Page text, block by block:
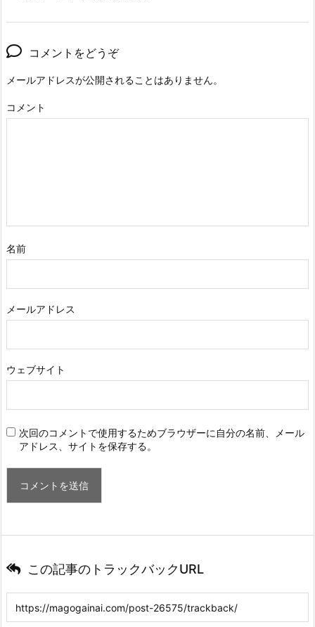
コメントをどうぞ
メールアドレスが公開されることはありません。
コメント
名前
メールアドレス
ウェブサイト
次回のコメントで使用するためブラウザーに自分の名前、メール
アドレス、サイトを保存する。
この記事のトラックバックURL